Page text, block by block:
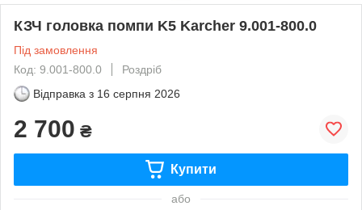
КЗЧ головка помпи K5 Karcher 9.001-800.0
Під замовлення
Код: 9.001-800.0
Роздріб
Відправка з 16 серпня 2026
2 700 ₴
Купити
або